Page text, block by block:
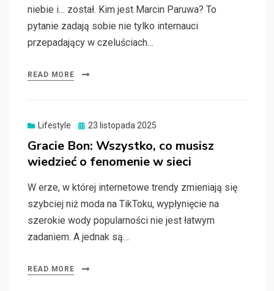
niebie i… został. Kim jest Marcin Paruwa? To
pytanie zadają sobie nie tylko internauci
przepadający w czeluściach…
READ MORE
Lifestyle
Posted
23 listopada 2025
Gracie Bon: Wszystko, co musisz
wiedzieć o fenomenie w sieci
W erze, w której internetowe trendy zmieniają się
szybciej niż moda na TikToku, wypłynięcie na
szerokie wody popularności nie jest łatwym
zadaniem. A jednak są…
READ MORE